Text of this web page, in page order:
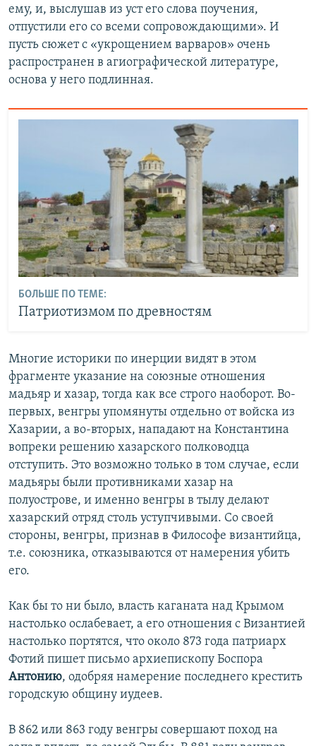
ему, и, выслушав из уст его слова поучения,
отпустили его со всеми сопровождающими». И
пусть сюжет с «укрощением варваров» очень
распространен в агиографической литературе,
основа у него подлинная.
БОЛЬШЕ ПО ТЕМЕ:
Патриотизмом по древностям
Многие историки по инерции видят в этом
фрагменте указание на союзные отношения
мадьяр и хазар, тогда как все строго наоборот. Во-
первых, венгры упомянуты отдельно от войска из
Хазарии, а во-вторых, нападают на Константина
вопреки решению хазарского полководца
отступить. Это возможно только в том случае, если
мадьяры были противниками хазар на
полуострове, и именно венгры в тылу делают
хазарский отряд столь уступчивыми. Со своей
стороны, венгры, признав в Философе византийца,
т.е. союзника, отказываются от намерения убить
его.
Как бы то ни было, власть каганата над Крымом
настолько ослабевает, а его отношения с Византией
настолько портятся, что около 873 года патриарх
Фотий пишет письмо архиепископу Боспора
Антонию, одобряя намерение последнего крестить
городскую общину иудеев.
В 862 или 863 году венгры совершают поход на